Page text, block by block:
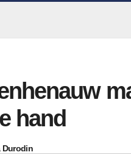
hand
Durodin